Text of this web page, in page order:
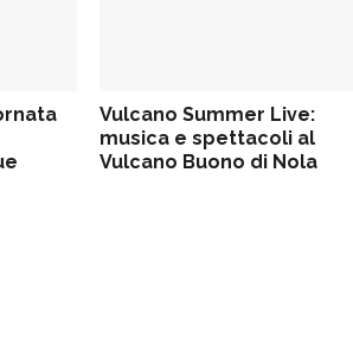
Vulcano Summer Live:
musica e spettacoli al
Vulcano Buono di Nola